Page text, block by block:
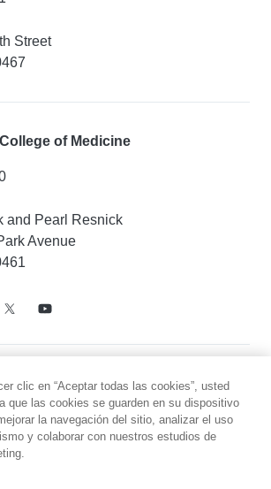
Street
of Medicine
and Pearl Resnick
Avenue
de privacidad
clic en “Aceptar todas las cookies”, usted
que las cookies se guarden en su dispositivo
la navegación del sitio, analizar el uso
y colaborar con nuestros estudios de